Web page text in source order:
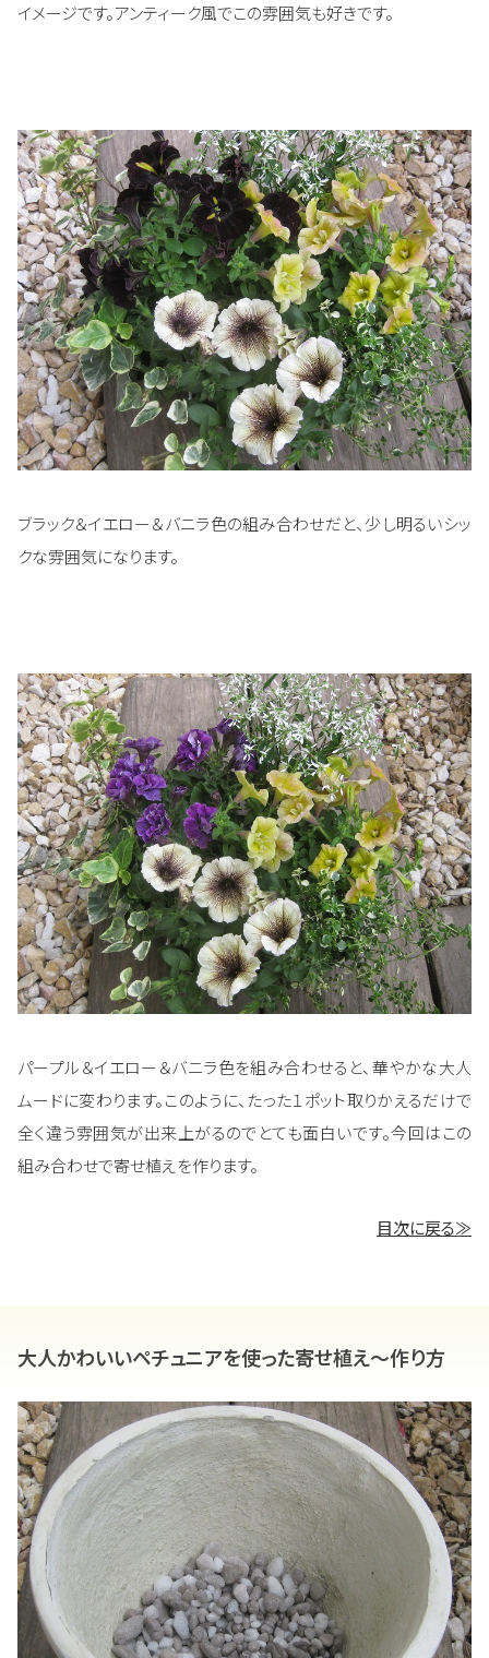
イメージです。アンティーク風でこの雰囲気も好きです。
ブラック＆イエロー＆バニラ色の組み合わせだと、少し明るいシッ
クな雰囲気になります。
パープル＆イエロー＆バニラ色を組み合わせると、華やかな大人
ムードに変わります。このように、たった１ポット取りかえるだけで
全く違う雰囲気が出来上がるのでとても面白いです。今回はこの
組み合わせで寄せ植えを作ります。
目次に戻る≫
大人かわいいペチュニアを使った寄せ植え～作り方